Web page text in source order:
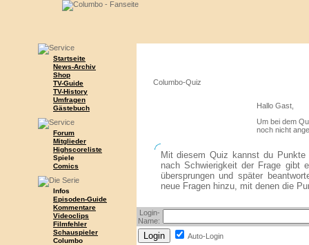
Startseite
News-Archiv
Shop
TV-Guide
TV-History
Umfragen
Gästebuch
Forum
Mitglieder
Highscoreliste
Spiele
Comics
Infos
Episoden-Guide
Kommentare
Videoclips
Filmfehler
Schauspieler
Columbo
Columbo-Quiz
Hallo Gast,
Um bei dem
noch nicht
Mit diesem Quiz kannst du
nach Schwierigkeit der Frage gibt
übersprungen und später
neue Fragen hinzu, mit denen die
Login-
Name:
Auto-Login